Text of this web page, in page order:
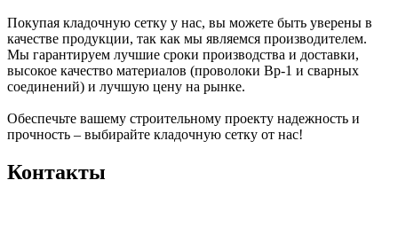
Покупая кладочную сетку у нас, вы можете быть уверены в
качестве продукции, так как мы являемся производителем.
Мы гарантируем лучшие сроки производства и доставки,
высокое качество материалов (проволоки Вр-1 и сварных
соединений) и лучшую цену на рынке.
Обеспечьте вашему строительному проекту надежность и
прочность – выбирайте кладочную сетку от нас!
Контакты